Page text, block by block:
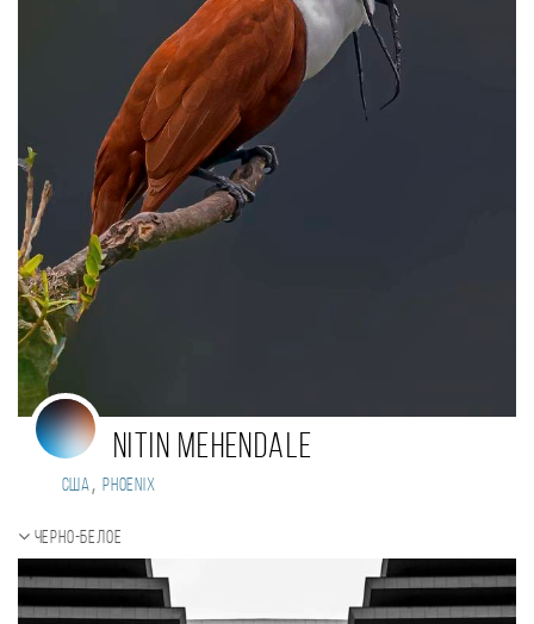
Nitin Mehendale
США, Phoenix
Черно-белое